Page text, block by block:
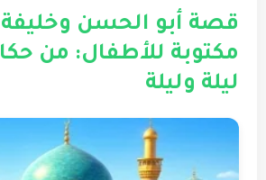
قصة أبو الحسن
مكتوبة للأطفال: من
ليلة وليلة